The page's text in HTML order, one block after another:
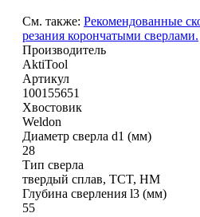
См. также: Рекомендованные
резания корончатыми сверлами.
Производитель
AktiTool
Артикул
100155651
Хвостовик
Weldon
Диаметр сверла d1 (мм)
28
Тип сверла
твердый сплав, TCT, HM
Глубина сверления l3 (мм)
55